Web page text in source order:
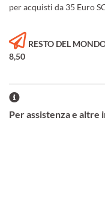
per acquisti da 35 Euro
RESTO DEL
8,50
Per assistenza e altre